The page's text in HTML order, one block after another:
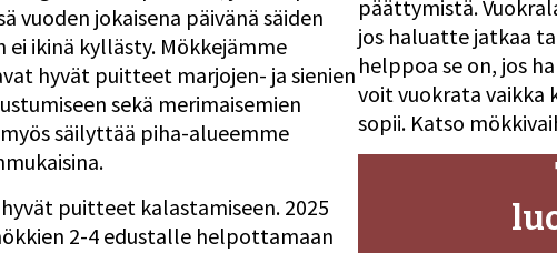
vuoden jokaisena päivänä säiden
ei ikinä kyllästy. Mökkejämme
hyvät puitteet marjojen- ja sienien
sekä merimaisemien
säilyttää piha-alueemme
puitteet kalastamiseen. 2025
2-4 edustalle helpottamaan
päättymistä.
jos haluatte jatkaa
helppoa se on, jos
voit vuokrata vaikka
sopii. Katso